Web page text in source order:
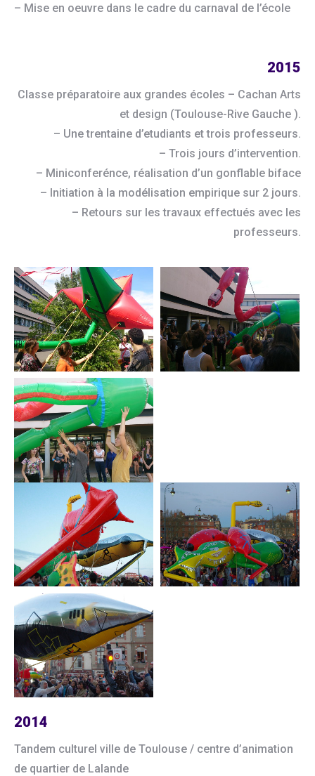
– Mise en oeuvre dans le cadre du carnaval de l’école
2015
Classe préparatoire aux grandes écoles – Cachan Arts
et design (Toulouse-Rive Gauche ).
– Une trentaine d’etudiants et trois professeurs.
– Trois jours d’intervention.
– Miniconferénce, réalisation d’un gonflable biface
– Initiation à la modélisation empirique sur 2 jours.
– Retours sur les travaux effectués avec les
professeurs.
2014
Tandem culturel ville de Toulouse / centre d’animation
de quartier de Lalande